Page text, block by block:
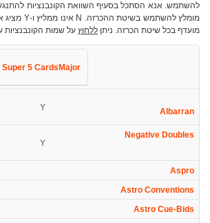
להשתמש. אנא הסתכל בסעיף השוואת הקונבנציות
מועדף בכל שיטת הכרזה. ניתן ללחוץ על שמות
Super 5 CardsMajor
Albarran
Y
Negative Doubles
Y
Aspro
Astro Conventions
Astro Cue-Bids